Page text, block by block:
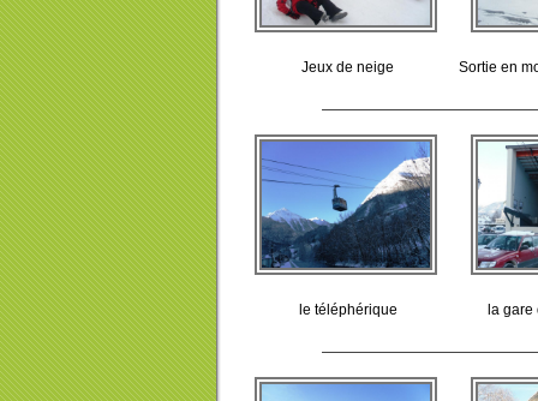
Jeux de neige Sortie en
le téléphérique la